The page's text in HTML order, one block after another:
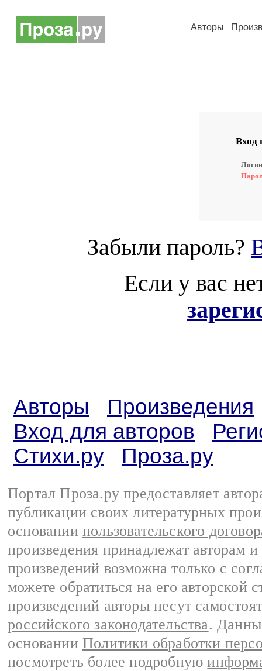
Авторы
Вход
Забыли пароль?
Если у вас
Авторы
Произведения
Вход для авторов
Стихи.ру
Проза.ру
Портал Проза.ру предоставляет
публикации своих литературных
основании пользовательского
произведения принадлежат авторам
произведений возможна только с
можете обратиться на его авторской
произведений авторы несут
российского законодательства.
основании Политики обработки
посмотреть более подробную